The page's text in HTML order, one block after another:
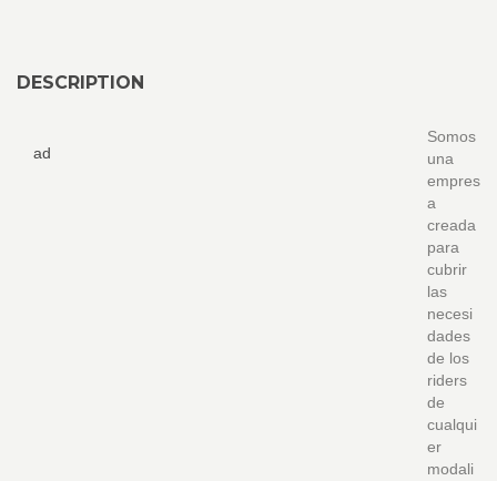
DESCRIPTION
ad
Somos
una
empres
a
creada
para
cubrir
las
necesi
dades
de los
riders
de
cualqui
er
modali